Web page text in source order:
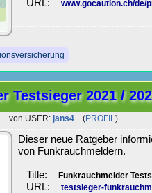
URL:www.gocaution.ch/de/
Testsieger 2021 /
von USER: jans4 (PROFIL )
Dieser neue Ratgeber
von Funkrauchmeldern.
Title:Funkrauchmelder
URL:testsieger-